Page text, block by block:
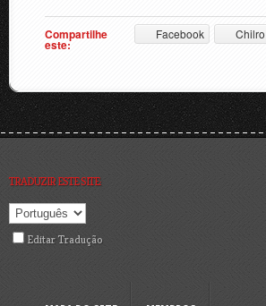
Compartilhe
este:
Facebook Chilro
TRADUZIR ESTE SITE:
Editar Tradução